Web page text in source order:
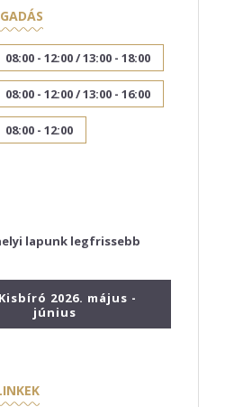
08:00 - 12:00 /13:00 - 18:00
08:00 - 12:00 /13:00 - 16:00
08:00 - 12:00
lapunk legfrissebb
Kisbíró 2026. május -
június